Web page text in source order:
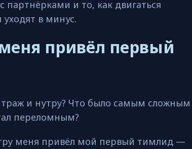
партнёрками и то, как двигаться
в минус.
привёл первый
и нутру? Что было самым сложным
переломным?
меня привёл мой первый тимлид —